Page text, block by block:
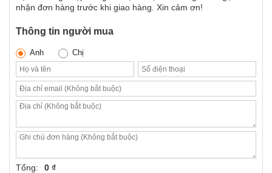
nhận đơn hàng trước khi giao hàng. Xin cảm ơn!
Thông tin người mua
Anh Chị
Tổng: 0 ₫